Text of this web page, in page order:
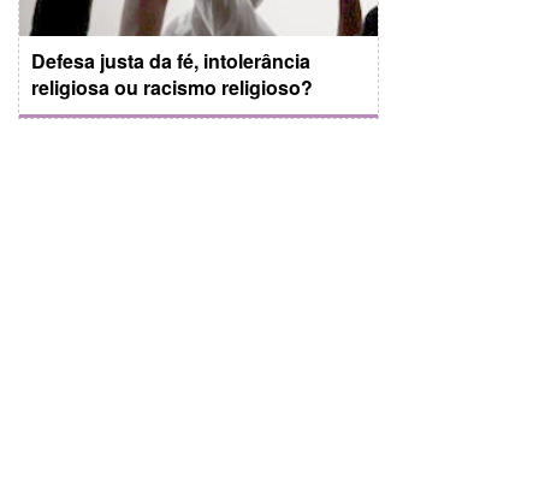
Defesa justa da fé, intolerância
religiosa ou racismo religioso?